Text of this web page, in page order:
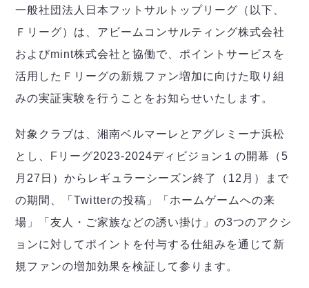
試合日程
順位表
戦績表
警告・退場・出場停止選手
個人ランキング｜シュート
個人ランキング｜シュート成功率
個人ランキング｜第2PK
メットライフ生命Ｆリーグカップ 2026
試合日程・結果
アリーナ情報
チケット情報
名古屋オーシャンズ
シュライカー大阪
ボルクバレット北九州
バサジィ大分
メットライフ生命Ｆ２リーグ
ヴォスクオーレ仙台
マルバ水戸FC
リガーレヴィア葛飾
Y．S．C．C．横浜
ヴィンセドール白山
アグレミーナ浜松
デウソン神戸
ポルセイド浜田
日本フットサルリーグについて
大会概要
リーグ要項
クラブライセンス関連
アリーナ観戦マナー&ルール
過去の試合記録
ディビジョン1 試合記録
ディビジョン2 試合記録
Ｆリーグカップ 試合記録
リーグ統計データ
記念ゴール
担当審判員
選手の通算記録（Ｆ１）
プロジェクト PROJECT
ABeam AWARD
DIVISION01
DIVISION 02
一般社団法人日本フットサルトップリーグ（以下、
Ｆリーグ）は、アビームコンサルティング株式会社
およびmint株式会社と協働で、ポイントサービスを
活用したＦリーグの新規ファン増加に向けた取り組
みの実証実験を行うことをお知らせいたします。
対象クラブは、湘南ベルマーレとアグレミーナ浜松
とし、Fリーグ2023-2024ディビジョン１の開幕（5
月27日）からレギュラーシーズン終了（12月）まで
の期間、「Twitterの投稿」「ホームゲームへの来
場」「友人・ご家族などの誘い掛け」の3つのアクシ
ョンに対してポイントを付与する仕組みを通じて新
規ファンの増加効果を検証して参ります。